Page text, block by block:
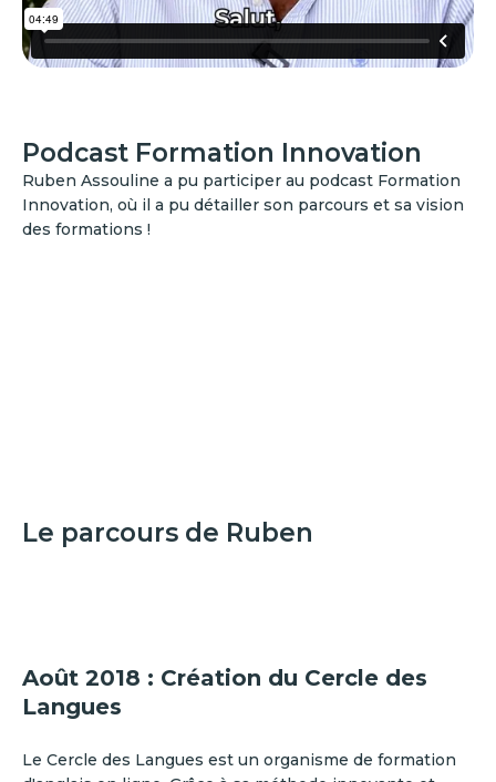
Podcast Formation Innovation
Ruben Assouline a pu participer au podcast Formation
Innovation, où il a pu détailler son parcours et sa vision
des formations !
Le parcours de Ruben
Août 2018 : Création du Cercle des
Langues
Le Cercle des Langues est un organisme de formation